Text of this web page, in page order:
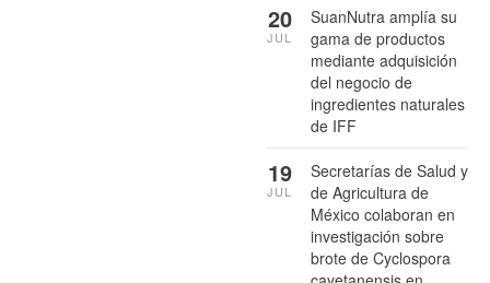
SuanNutra amplía su
gama de productos
mediante adquisición
del negocio de
ingredientes naturales
de IFF
20
JUL
Secretarías de Salud y
de Agricultura de
México colaboran en
investigación sobre
brote de Cyclospora
19
JUL